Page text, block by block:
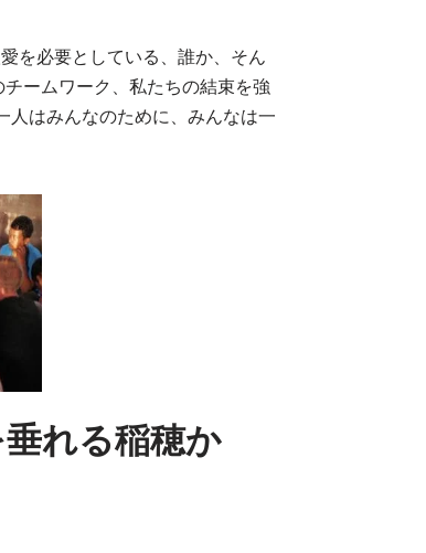
を必要としている、誰か、そん
チームワーク、私たちの結束を強
はみんなのために、みんなは一
れる稲穂か